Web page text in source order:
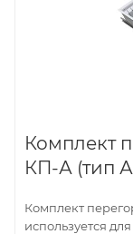
Комплект
КП-А (тип
Комплект
используется